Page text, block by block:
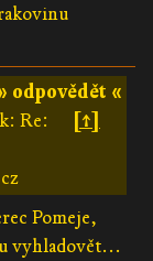
odpovědět «
Re:
[↑]
Pomeje,
vyhladovět...